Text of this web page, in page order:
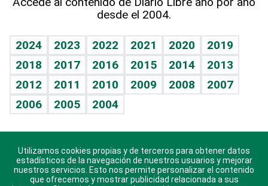
Vida y familia
Eñe
Celebrando la vida
Sin complejos
En pocas palabras
Escuchando al corazón
Economía Personal
TBT Deportivo
Guía del dinero
Horóscopos
Crucigramas
desde el 2004.
2024 2023 2022 2021 2020
2019
2018
2017 2016 2015 2014
2013
2012
2011 2010 2009 2008
2007
2006
2005 2004
Descarga nuestras aplicaciones para Android, iOS y
sistema Huawei.
Utilizamos cookies propias y de terceros para obtener datos
estadísticos de la navegación de nuestros usuarios y mejorar
nuestros servicios. Esto nos permite personalizar el contenido
que ofrecemos y mostrar publicidad relacionada a sus